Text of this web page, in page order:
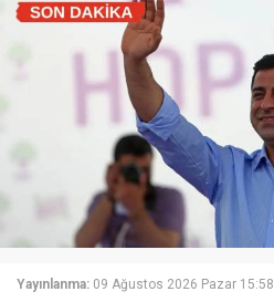
Yayınlanma: 09 Ağustos 2026 Pazar 15:58